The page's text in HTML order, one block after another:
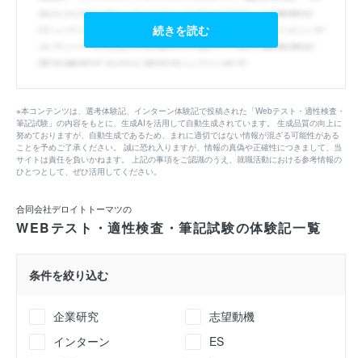
続きを読む
※本コンテンツは、選考体験記、インターン体験記で投稿された「Webテスト・適性検査・
筆記試験」の内容をもとに、生成AIを活用して自動生成されています。 生成品質の向上に
努めておりますが、自動生成であるため、まれに適切ではない情報が混ざる可能性がある
ことを予めご了承ください。 誠に恐れ入りますが、情報の真偽や正確性につきまして、当
サイトは責任を負いかねます。 上記の事項をご認識のうえ、就職活動における参考情報の
ひとつとして、ぜひ活用してください。
合同会社デロイトトーマツの
WEBテスト・適性検査・筆記試験の体験記一覧
条件を絞り込む
企業研究
志望動機
インターン
ES